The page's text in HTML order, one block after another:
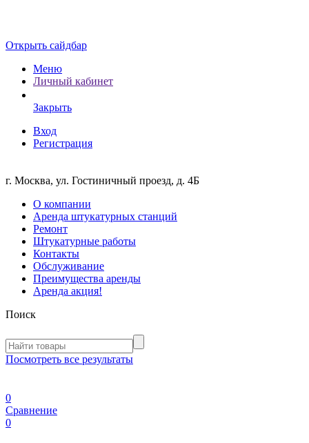
Открыть сайдбар
Меню
Личный кабинет
Закрыть
Вход
Регистрация
г. Москва, ул. Гостиничный проезд, д. 4Б
О компании
Аренда штукатурных станций
Ремонт
Штукатурные работы
Контакты
Обслуживание
Преимущества аренды
Аренда акция!
Поиск
Посмотреть все результаты
0
Сравнение
0